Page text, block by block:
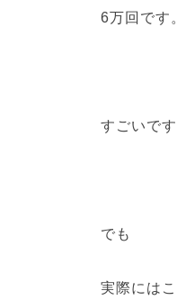
6万回です
すごいで
でも
実際には